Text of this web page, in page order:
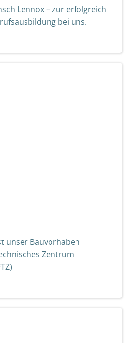
Lennox – zur erfolgreich
bei uns.
unser Bauvorhaben
Zentrum